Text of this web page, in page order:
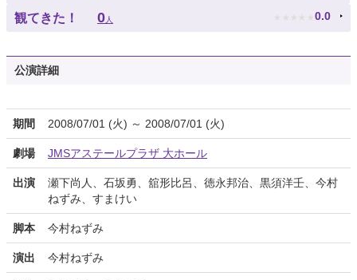
観てきた！ 0人 ★ ★ ★ ★ ★ 0.0
公演詳細
期間 2008/07/01 (火) ～ 2008/07/01 (火)
劇場 JMSアステールプラザ 大ホール
出演
瀬下尚人、石坂勇、舘形比呂、徳永邦治、黒須洋壬、今村
ねずみ、すまけい
脚本 今村ねずみ
演出 今村ねずみ